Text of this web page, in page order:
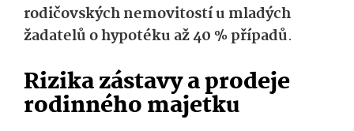
rodičovských nemovitostí u mladých
žadatelů o hypotéku až 40 % případů.
Rizika zástavy a prodeje
rodinného majetku